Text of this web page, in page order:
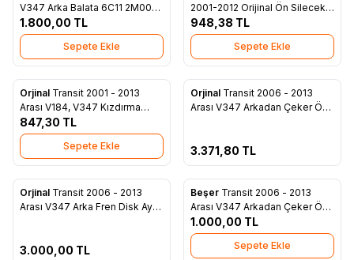
Favorilere Ekle
V347 Arka Balata 6C11 2M008
B9A
1.800,00 TL
Sepete Ekle
Favorilere Ekle
2001-2012 Orijinal Ön Silecek
Kolu (YC15 17526 DA)
948,38 TL
Sepete Ekle
Favorilere Ekle
Orjinal Transit 2001 - 2013
Arası V184, V347 Kızdırma
Isıtma Bujisi - 7C16 6M090 AB
847,30 TL
Sepete Ekle
Favorilere Ekle
Tükendi
Orjinal Transit 2006 - 2013
Arası V347 Arkadan Çeker Ön
3.371,80 TL
Favorilere Ekle
Orjinal Transit 2006 - 2013
Arası V347 Arka Fren Disk Ayna
3.000,00 TL
Favorilere Ekle
Beşer Transit 2006 - 2013
Arası V347 Arkadan Çeker Ön
Fren Disk Balatası Fişsiz - 6C11
2K021 B9A
1.000,00 TL
Sepete Ekle